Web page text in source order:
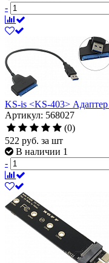
-
KS-is <KS-403>
Артикул: 568027
(0)
522 руб. за шт
В наличии 1
-